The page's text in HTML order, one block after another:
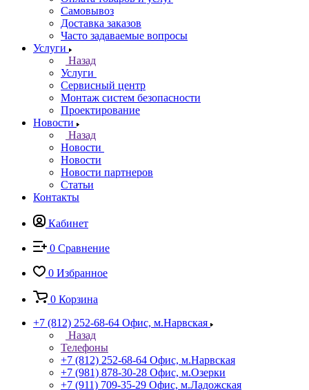
Самовывоз
Доставка заказов
Часто задаваемые вопросы
Услуги
Назад
Услуги
Сервисный центр
Монтаж систем безопасности
Проектирование
Новости
Назад
Новости
Новости
Новости партнеров
Статьи
Контакты
Кабинет
0 Сравнение
0 Избранное
0 Корзина
+7 (812) 252-68-64 Офис, м.Нарвская
Назад
Телефоны
+7 (812) 252-68-64 Офис, м.Нарвская
+7 (981) 878-30-28 Офис, м.Озерки
+7 (911) 709-35-29 Офис, м.Ладожская